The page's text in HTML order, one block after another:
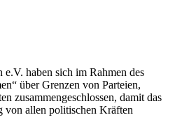
e.V. haben sich im Rahmen des
über Grenzen von Parteien,
zusammengeschlossen, damit das
von allen politischen Kräften